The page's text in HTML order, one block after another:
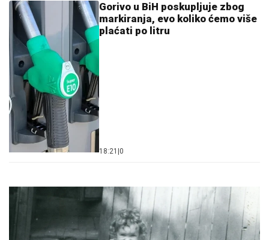
Gorivo u BiH poskupljuje zbog
markiranja, evo koliko ćemo više
plaćati po litru
18:21 0